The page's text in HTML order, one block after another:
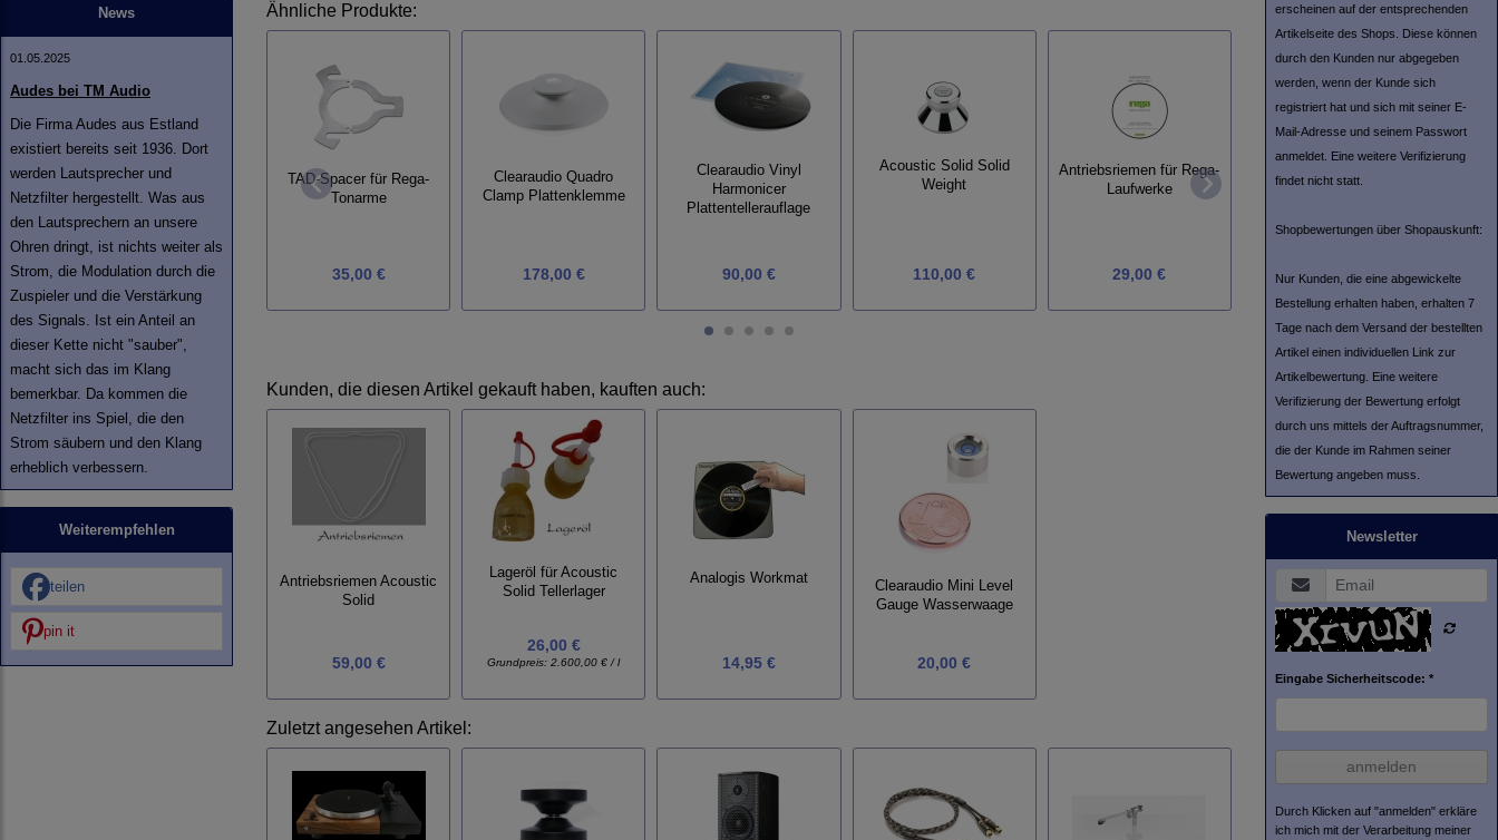
News
01.05.2025
Audes bei TM Audio
Die Firma Audes aus Estland
existiert bereits seit 1936. Dort
werden Lautsprecher und
Netzfilter hergestellt. Was aus
den Lautsprechern an unsere
Ohren dringt, ist nichts weiter als
Strom, die Modulation durch die
Zuspieler und die Verstärkung
des Signals. Ist ein Anteil an
dieser Kette nicht "sauber",
macht sich das im Klang
bemerkbar. Da kommen die
Netzfilter ins Spiel, die den
Strom säubern und den Klang
erheblich verbessern.
Weiterempfehlen
teilen
pin it
Ähnliche Produkte:
TAD-Spacer für Rega-
Tonarme
35,00 €
Clearaudio Quadro
Clamp Plattenklemme
178,00 €
Clearaudio Vinyl
Harmonicer
Plattentellerauflage
90,00 €
Acoustic Solid Solid
Weight
110,00 €
Antriebsriemen für Rega-
Laufwerke
29,00 €
Soulines Plattenklemme
119,00 €
Kunden, die diesen Artikel gekauft haben, kauften auch:
Antriebsriemen Acoustic
Solid
59,00 €
Lageröl für Acoustic
Solid Tellerlager
26,00 €
Grundpreis:2.600,00 € / l
Analogis Workmat
14,95 €
Clearaudio Mini Level
Gauge Wasserwaage
20,00 €
Zuletzt angesehen Artikel:
erscheinen auf der entsprechenden
Artikelseite des Shops. Diese können
durch den Kunden nur abgegeben
werden, wenn der Kunde sich
registriert hat und sich mit seiner E-
Mail-Adresse und seinem Passwort
anmeldet. Eine weitere Verifizierung
findet nicht statt.
Shopbewertungen über Shopauskunft:
Nur Kunden, die eine abgewickelte
Bestellung erhalten haben, erhalten 7
Tage nach dem Versand der bestellten
Artikel einen individuellen Link zur
Artikelbewertung. Eine weitere
Verifizierung der Bewertung erfolgt
durch uns mittels der Auftragsnummer,
die der Kunde im Rahmen seiner
Bewertung angeben muss.
Newsletter
Eingabe Sicherheitscode: *
anmelden
Durch Klicken auf "anmelden" erkläre
ich mich mit der Verarbeitung meiner